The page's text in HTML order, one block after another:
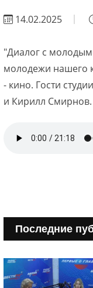
14.02.2025
"Диалог с
молодежи нашего
- кино. Гости
и Кирилл Смирнов.
Последние